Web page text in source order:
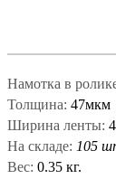
Намотка в
Толщина: 47мкм
Ширина ленты:
На складе: 105
Вес: 0.35 кг.